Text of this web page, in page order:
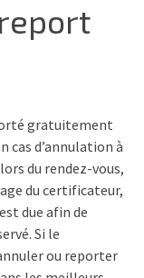
gratuitement
cas d’annulation à
du rendez-vous,
du certificateur,
est due afin de
Si le
ou reporter